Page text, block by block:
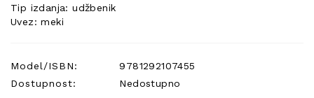
Tip izdanja: udžbenik
Uvez: meki
Model/ISBN:
9781292107455
Dostupnost:
Nedostupno